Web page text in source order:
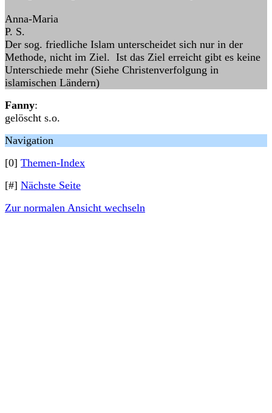
Anna-Maria
P. S.
Der sog. friedliche Islam unterscheidet sich nur in der
Methode, nicht im Ziel. Ist das Ziel erreicht gibt es keine
Unterschiede mehr (Siehe Christenverfolgung in
islamischen Ländern)
Fanny:
gelöscht s.o.
Navigation
[0] Themen-Index
[#] Nächste Seite
Zur normalen Ansicht wechseln